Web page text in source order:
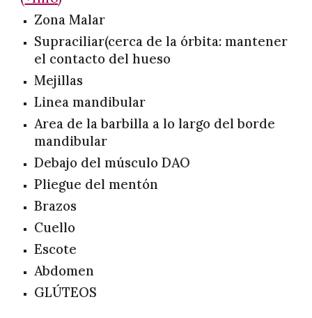
Zona Malar
Supraciliar(cerca de la órbita: mantener
el contacto del hueso
Mejillas
Linea mandibular
Area de la barbilla a lo largo del borde
mandibular
Debajo del músculo DAO
Pliegue del mentón
Brazos
Cuello
Escote
Abdomen
GLÚTEOS